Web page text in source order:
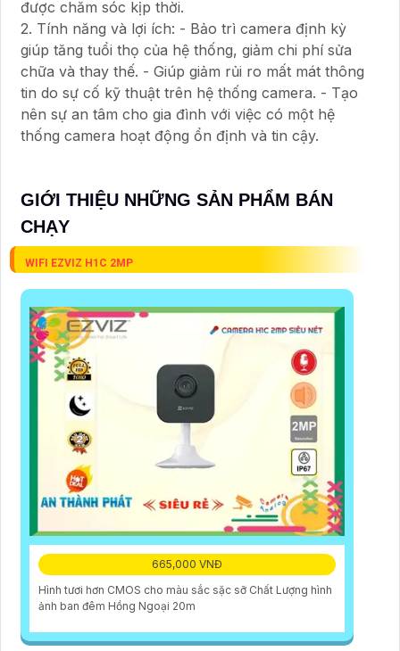
được chăm sóc kịp thời.
2. Tính năng và lợi ích: - Bảo trì camera định kỳ
giúp tăng tuổi thọ của hệ thống, giảm chi phí sửa
chữa và thay thế. - Giúp giảm rủi ro mất mát thông
tin do sự cố kỹ thuật trên hệ thống camera. - Tạo
nên sự an tâm cho gia đình với việc có một hệ
thống camera hoạt động ổn định và tin cậy.
GIỚI THIỆU NHỮNG SẢN PHẨM BÁN
CHẠY
WIFI EZVIZ H1C 2MP
665,000 VNĐ
Hình tươi hơn CMOS cho màu sắc sặc sỡ Chất Lượng hình
ảnh ban đêm Hồng Ngoại 20m